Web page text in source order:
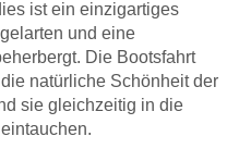
ist ein einzigartiges
und eine
Die Bootsfahrt
natürliche Schönheit der
sie gleichzeitig in die